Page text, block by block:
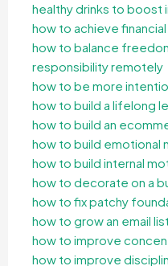
healthy drinks to boost
how to achieve
how to balance
responsibility remotely
how to be more
how to build a lifelong
how to build an
how to build emotional
how to build internal
how to decorate on a
how to fix patchy
how to grow an email
how to improve
how to improve